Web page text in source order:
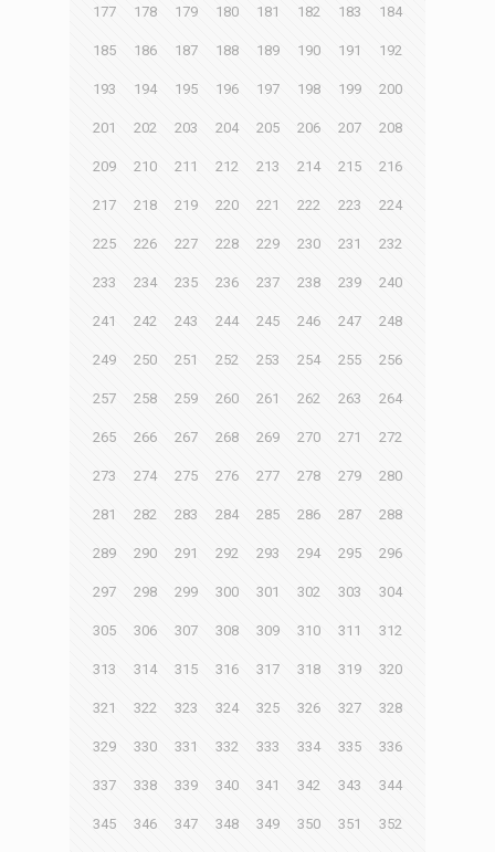
177 178 179 180 181 182 183 184
185 186 187 188 189 190 191 192
193 194 195 196 197 198 199 200
201 202 203 204 205 206 207 208
209 210 211 212 213 214 215 216
217 218 219 220 221 222 223 224
225 226 227 228 229 230 231 232
233 234 235 236 237 238 239 240
241 242 243 244 245 246 247 248
249 250 251 252 253 254 255 256
257 258 259 260 261 262 263 264
265 266 267 268 269 270 271 272
273 274 275 276 277 278 279 280
281 282 283 284 285 286 287 288
289 290 291 292 293 294 295 296
297 298 299 300 301 302 303 304
305 306 307 308 309 310 311 312
313 314 315 316 317 318 319 320
321 322 323 324 325 326 327 328
329 330 331 332 333 334 335 336
337 338 339 340 341 342 343 344
345 346 347 348 349 350 351 352